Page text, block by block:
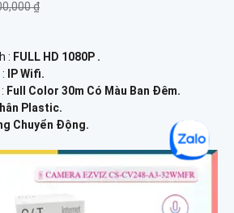
₫
: FULL HD 1080P .
IP Wifi.
Full Color 30m Có Màu Ban Ðêm.
Plastic.
Chuyển Động.